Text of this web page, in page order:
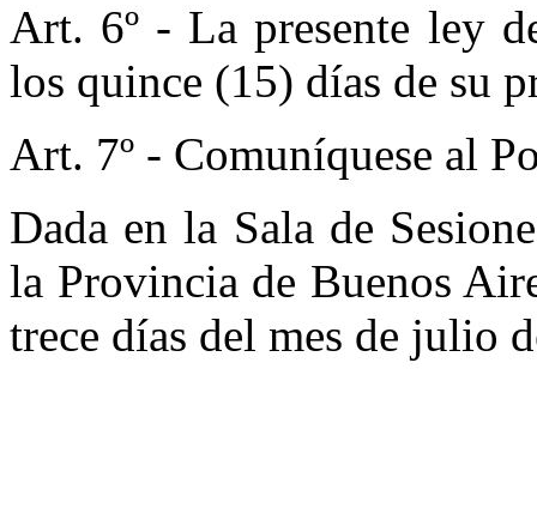
Art. 6º - La presente ley
los quince (15) días de su
Art. 7º - Comuníquese al
Dada en la Sala de
la Provincia de Buenos
trece días del mes de julio